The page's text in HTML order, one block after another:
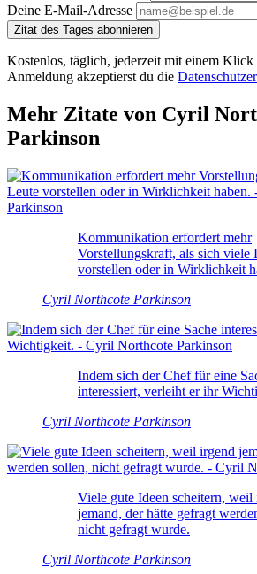
Deine E-Mail-Adresse
Zitat des Tages abonnieren
Kostenlos, täglich, jederzeit mit einem Klick
Anmeldung akzeptierst du die
Mehr Zitate von Cyril
Parkinson
Kommunikation erfordert mehr
Vorstellungskraft, als sich viele
vorstellen oder in Wirklichkeit
Cyril Northcote Parkinson
Indem sich der Chef für eine
interessiert, verleiht er ihr
Cyril Northcote Parkinson
Viele gute Ideen scheitern, weil
jemand, der hätte gefragt
nicht gefragt wurde.
Cyril Northcote Parkinson